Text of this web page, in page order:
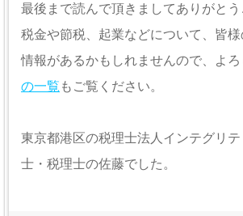
最後まで読んで頂きましてありがとう
税金や節税、起業などについて、皆
情報があるかもしれませんので、よ
の一覧 もご覧ください。
東京都港区の税理士法人インテグリ
士・税理士の佐藤でした。